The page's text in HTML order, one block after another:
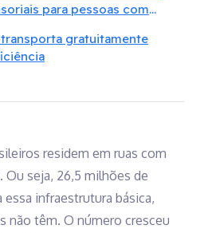
para pessoas com
gratuitamente
residem em ruas com
Ou seja, 26,5 milhões de
infraestrutura básica,
não têm. O número cresceu